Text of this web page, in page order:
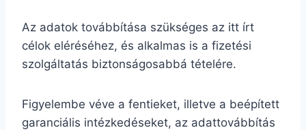
Az adatok továbbítása szükséges az itt írt
célok eléréséhez, és alkalmas is a fizetési
szolgáltatás biztonságosabbá tételére.
Figyelembe véve a fentieket, illetve a beépített
garanciális intézkedéseket, az adattovábbítás